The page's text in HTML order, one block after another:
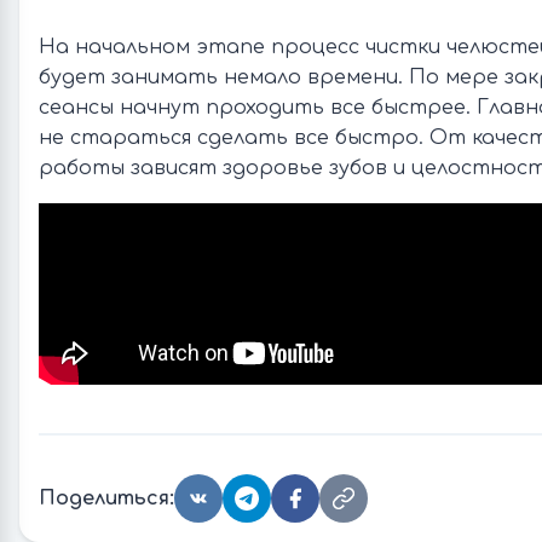
На начальном этапе процесс чистки
будет занимать немало времени. По мере
сеансы начнут проходить все быстрее.
не стараться сделать все быстро. От
работы зависят здоровье зубов и
Поделиться: